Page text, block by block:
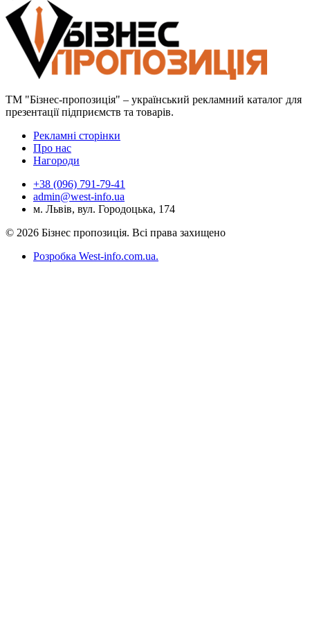
ВАТ
ТМ "Бізнес-пропозиція" – український рекламний каталог для
презентації підприємств та товарів.
Рекламні сторінки
Про нас
Нагороди
+38 (096) 791-79-41
admin@west-info.ua
м. Львів, вул. Городоцька, 174
© 2026 Бізнес пропозиція. Всі права захищено
Розробка West-info.com.ua.